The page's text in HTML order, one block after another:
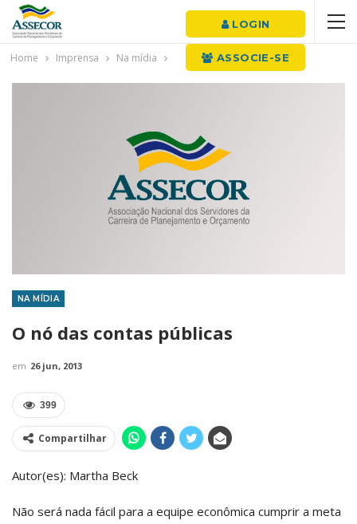
LOGIN
ASSOCIE-SE
Home Imprensa Na mídia
NA MÍDIA
O nó das contas públicas
em 26 jun, 2013
399
Compartilhar
Autor(es): Martha Beck
Não será nada fácil para a equipe econômica cumprir a meta